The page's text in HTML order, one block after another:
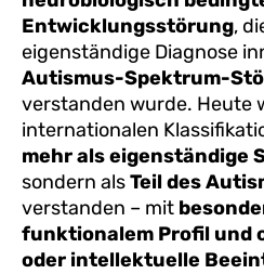
Entwicklungsstörung,
eigenständige Diagnose
Autismus-Spektrum-
verstanden wurde. Heute
internationalen
mehr als eigenständige
sondern alsTeil des
verstanden – mit
funktionalem Profil und
oder intellektuelle